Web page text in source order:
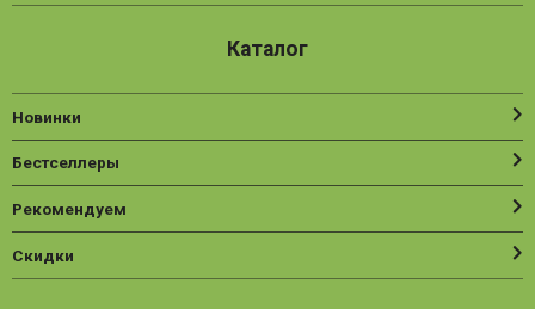
Каталог
Новинки
Бестселлеры
Рекомендуем
Скидки